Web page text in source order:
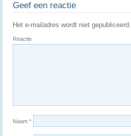
Geef een reactie
Het e-mailadres wordt niet gepubliceerd.
Reactie
Naam *